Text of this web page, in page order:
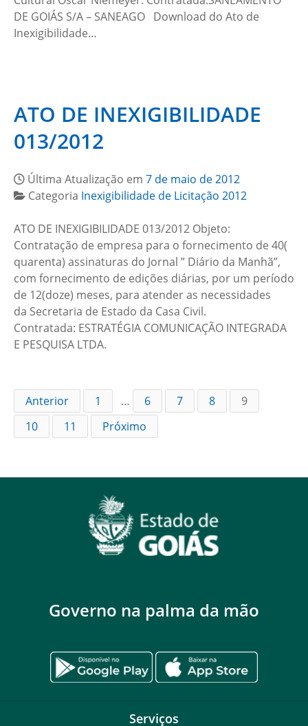
DE GOIÁS S/A – SANEAGO Download do Ato de
Inexigibilidade…
ATO DE INEXIGIBILIDADE
013/2012
Última Atualização em 7 de maio de 2012
Categoria Inexigibilidade de Licitação 2012
ATO DE INEXIGIBILIDADE 013/2012 Objeto:
Contratação de empresa para o fornecimento de 40(
quarenta) assinaturas do Jornal ” Diário da Manhã”,
com fornecimento de edições diárias, por um período
de 12(doze) meses, para atender as necessidades
da Secretaria de Estado da Casa Civil.
Contratada: ESTRATÉGIA COMUNICAÇÃO INTEGRADA
E PESQUISA LTDA.
Anterior 1 … 6 7 8
9
10
11 Próximo
Governo na palma da mão
Serviços